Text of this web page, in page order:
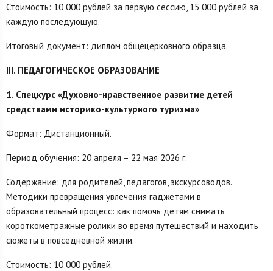
Стоимость: 10 000 рублей за первую сессию, 15 000 рублей за
каждую последующую.
Итоговый документ: диплом общецерковного образца.
III. ПЕДАГОГИЧЕСКОЕ ОБРАЗОВАНИЕ
1. Спецкурс «Духовно-нравственное развитие детей
средствами историко-культурного туризма»
Формат: Дистанционный.
Период обучения: 20 апреля – 22 мая 2026 г.
Содержание: для родителей, педагогов, экскурсоводов.
Методики превращения увлечения гаджетами в
образовательный процесс: как помочь детям снимать
короткометражные ролики во время путешествий и находить
сюжеты в повседневной жизни.
Стоимость: 10 000 рублей.